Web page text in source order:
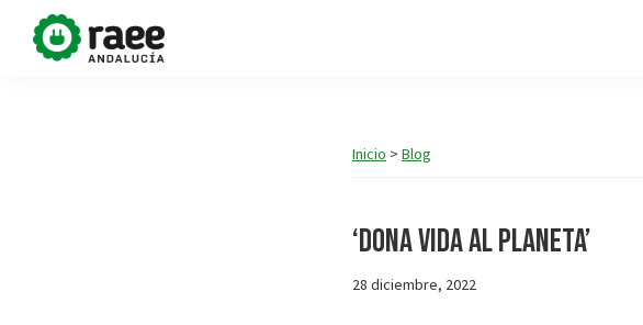
Saltar
Saltar
Inicio > Blog
‘Dona Vida al Planeta’
28 diciembre, 2022